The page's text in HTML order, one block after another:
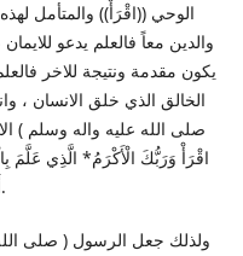
الوحي ((اقْرَأْ)) والمتأمل
والدين معاً فالعلم يدعو
يكون مقدمة ونتيجة للاخر
الخالق الذي خلق الانسان ،
صلى الله عليه واله وسلم )
اقْرَأْ وَرَبُّكَ الْأَكْرَمُ* الَّذِي عَلَّمَ
أَنْ رَآهُ اسْتَغْنَى * إِنَّ إِلَى رَبِّكَ الرُّجْعَى )) ( العلق : 1- 8 ).
ولذلك جعل الرسول ( صلى الله